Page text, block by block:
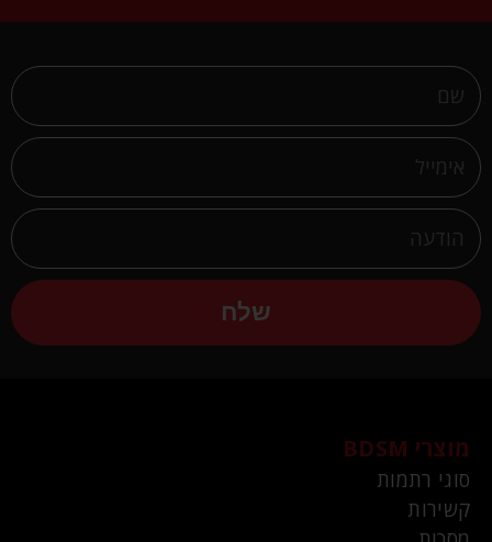
שלח
מוצרי BDSM
סוגי רתמות
קשירות